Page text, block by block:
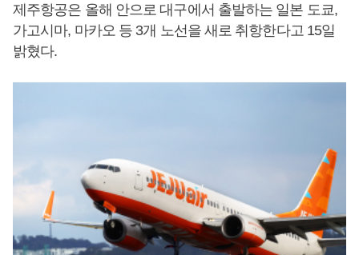
제주항공은 올해 안으로 대구에서 출발하는 일본 도쿄,
가고시마, 마카오 등 3개 노선을 새로 취항한다고 15일
밝혔다.